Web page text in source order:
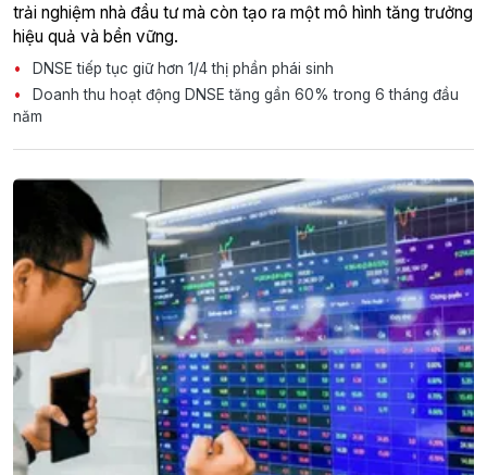
trải nghiệm nhà đầu tư mà còn tạo ra một mô hình tăng trưởng
hiệu quả và bền vững.
DNSE tiếp tục giữ hơn 1/4 thị phần phái sinh
Doanh thu hoạt động DNSE tăng gần 60% trong 6 tháng đầu
năm